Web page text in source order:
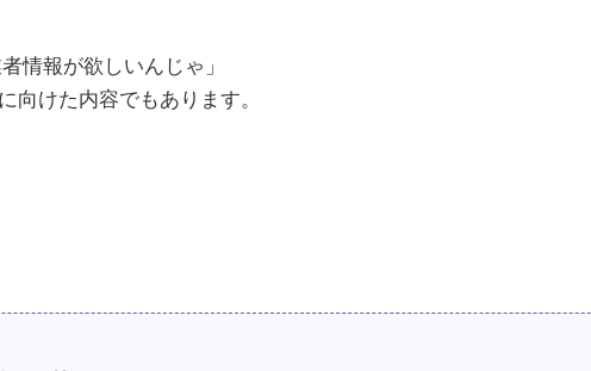
情報が欲しいんじゃ」
向けた内容でもあります。